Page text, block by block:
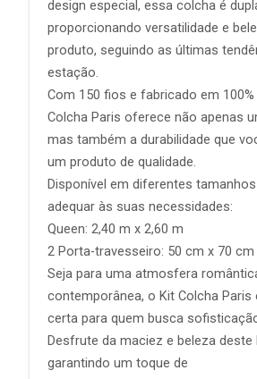
design especial, essa colcha é
proporcionando versatilidade e
produto, seguindo as últimas
estação.
Com 150 fios e fabricado em
Colcha Paris oferece não apenas
mas também a durabilidade que
um produto de qualidade.
Disponível em diferentes
adequar às suas necessidades:
Queen: 2,40 m x 2,60 m
2 Porta-travesseiro: 50 cm x 70 cm
Seja para uma atmosfera
contemporânea, o Kit Colcha Paris
certa para quem busca
Desfrute da maciez e beleza deste
garantindo um toque de